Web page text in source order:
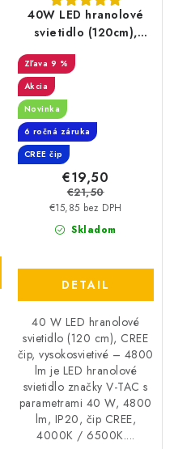
40W LED hranolové
svietidlo (120cm),
CREE čip,
vysokosvietivé -
9 %
Akcia
Novinka
6 ročná záruka
CREE čip
Skladom
€15,85 bez DPH
€19,50
€21,50
DETAIL
40 W LED hranolové
svietidlo (120 cm), CREE
čip, vysokosvietivé – 4800
lm je LED hranolové
svietidlo značky V-TAC s
parametrami 40 W, 4800
lm, IP20, čip CREE,
4000K / 6500K....